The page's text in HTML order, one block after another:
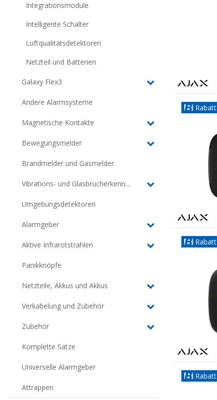
Integrationsmodule
Intelligente Schalter
Luftqualitätsdetektoren
Netzteil und Batterien
Galaxy Flex3
Andere Alarmsysteme
Magnetische Kontakte
Bewegungsmelder
Brandmelder und Gasmelder
Vibrations- und Glasbrucherkennung
Umgebungsdetektoren
Alarmgeber
Aktive Infrarotstrahlen
Panikknöpfe
Netzteile, Akkus und Akkus
Verkabelung und Zubehör
Zubehör
Komplette Sätze
Universelle Alarmgeber
Attrappen
Rabatt
Rabatt
Rabatt